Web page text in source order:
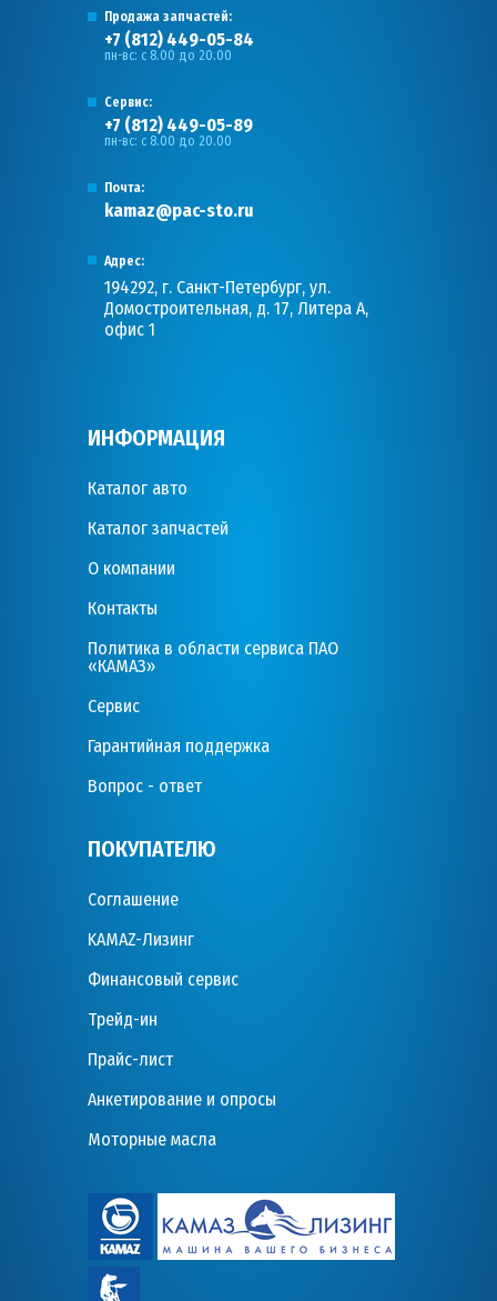
Продажа запчастей:
+7 (812) 449-05-84
пн-вс: с 8.00 до 20.00
Сервис:
+7 (812) 449-05-89
пн-вс: с 8.00 до 20.00
Почта:
kamaz@pac-sto.ru
Адрес:
194292, г. Санкт-Петербург, ул.
Домостроительная, д. 17, Литера А,
офис 1
ИНФОРМАЦИЯ
Каталог авто
Каталог запчастей
О компании
Контакты
Политика в области сервиса ПАО
«КАМАЗ»
Сервис
Гарантийная поддержка
Вопрос - ответ
ПОКУПАТЕЛЮ
Соглашение
KAMAZ-Лизинг
Финансовый сервис
Трейд-ин
Прайс-лист
Анкетирование и опросы
Моторные масла